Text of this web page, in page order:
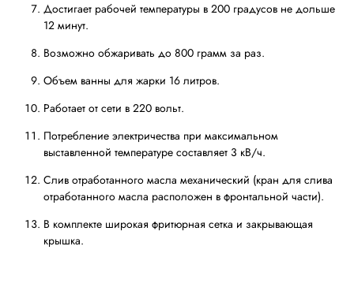
Достигает рабочей температуры в 200 градусов не дольше
12 минут.
Возможно обжаривать до 800 грамм за раз.
Объем ванны для жарки 16 литров.
Работает от сети в 220 вольт.
Потребление электричества при максимальном
выставленной температуре составляет 3 кВ/ч.
Слив отработанного масла механический (кран для слива
отработанного масла расположен в фронтальной части).
В комплекте широкая фритюрная сетка и закрывающая
крышка.